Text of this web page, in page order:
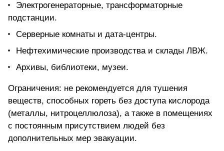
Электрогенераторные, трансформаторные
подстанции.
Серверные комнаты и дата-центры.
Нефтехимические производства и склады ЛВЖ.
Архивы, библиотеки, музеи.
Ограничения: не рекомендуется для тушения
веществ, способных гореть без доступа кислорода
(металлы, нитроцеллюлоза), а также в помещениях
с постоянным присутствием людей без
дополнительных мер эвакуации.